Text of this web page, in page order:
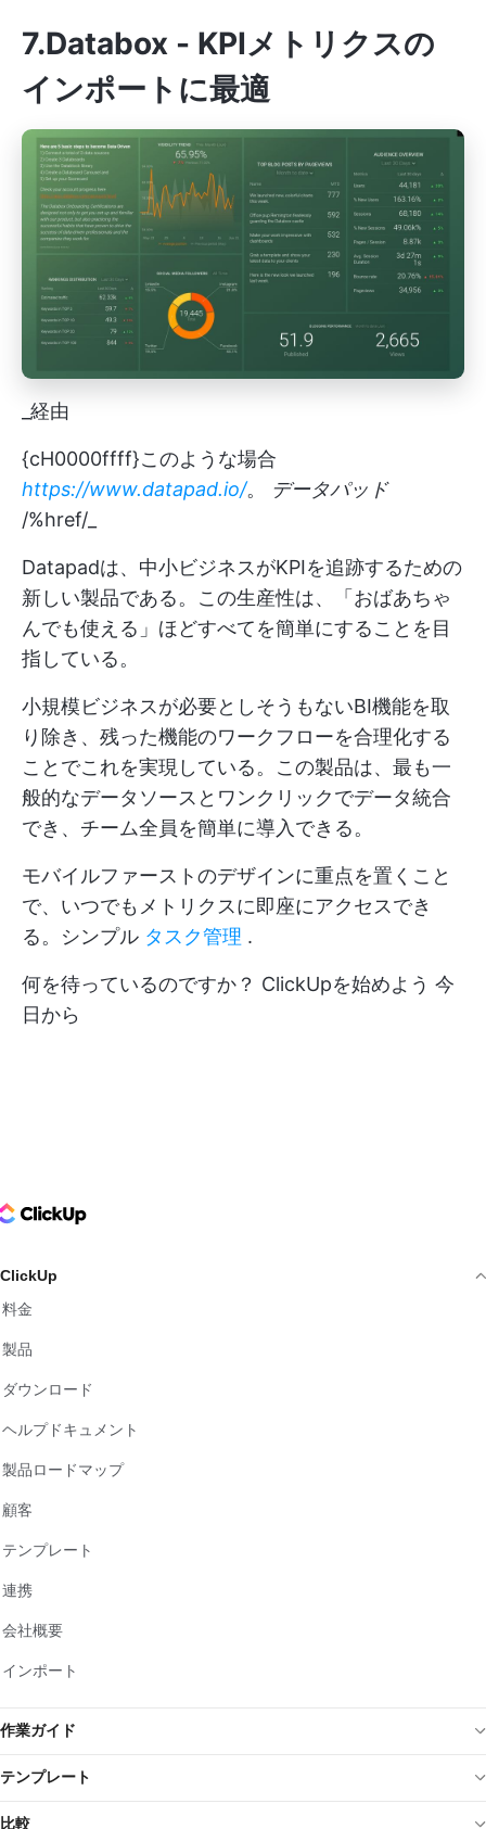
7.Databox - KPIメトリクスの
インポートに最適
_経由
{cH0000ffff}このような場合
https://www.datapad.io/。 データパッド
/%href/_
Datapadは、中小ビジネスがKPIを追跡するための
新しい製品である。この生産性は、「おばあちゃ
んでも使える」ほどすべてを簡単にすることを目
指している。
小規模ビジネスが必要としそうもないBI機能を取
り除き、残った機能のワークフローを合理化する
ことでこれを実現している。この製品は、最も一
般的なデータソースとワンクリックでデータ統合
でき、チーム全員を簡単に導入できる。
モバイルファーストのデザインに重点を置くこと
で、いつでもメトリクスに即座にアクセスでき
る。シンプル タスク管理 .
何を待っているのですか？ ClickUpを始めよう 今
日から
Logo
ClickUp
料金
製品
ダウンロード
ヘルプドキュメント
製品ロードマップ
顧客
テンプレート
連携
会社概要
インポート
作業ガイド
テンプレート
比較